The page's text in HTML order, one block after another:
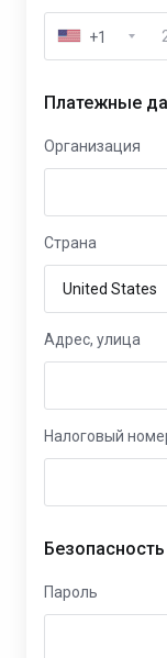
+1
Платежные
Организация
Страна
Адрес, улица
Налоговый
Безопасность
Пароль